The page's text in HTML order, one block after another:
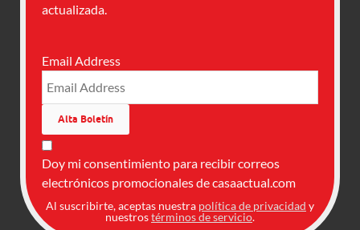
actualizada.
Email Address
Doy mi consentimiento para recibir correos
electrónicos promocionales de casaactual.com
Al suscribirte, aceptas nuestra política de privacidad y
nuestrostérminos de servicio.